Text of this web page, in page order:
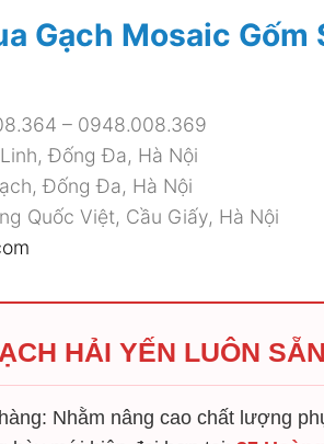
Gạch Mosaic Gốm
– 0948.008.369
Đống Đa, Hà Nội
Đống Đa, Hà Nội
Quốc Việt, Cầu Giấy, Hà Nội
HẢI YẾN LUÔN
Nhằm nâng cao chất lượng